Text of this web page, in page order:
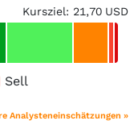
Kursziel: 21,70 USD
Sell
Analysteneinschätzungen »